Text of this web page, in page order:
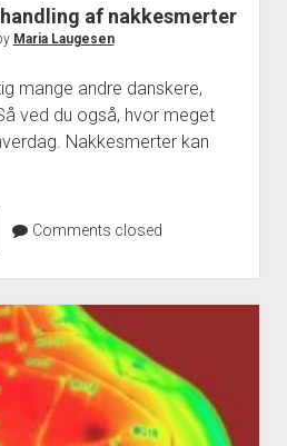
af nakkesmerter
Maria Laugesen
mange andre danskere,
ved du også, hvor meget
Nakkesmerter kan
Comments closed